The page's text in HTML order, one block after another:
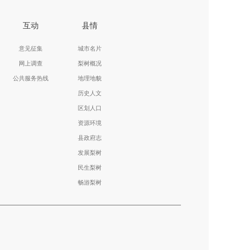
互动
意见征集
网上调查
公共服务热线
县情
城市名片
梨树概况
地理地貌
历史人文
区划人口
资源环境
县政府志
发展梨树
民生梨树
畅游梨树